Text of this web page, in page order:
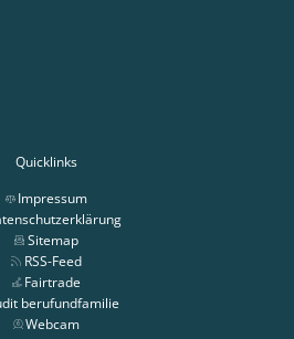
Quicklinks
Impressum
Sitemap
RSS-Feed
Fairtrade
berufundfamilie
Webcam